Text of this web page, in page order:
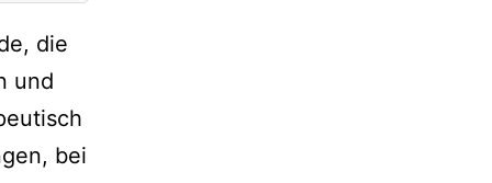
die
und
bei